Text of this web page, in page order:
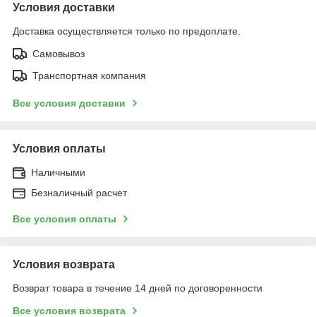
Условия доставки
Доставка осуществляется только по предоплате.
Самовывоз
Транспортная компания
Все условия доставки
Условия оплаты
Наличными
Безналичный расчет
Все условия оплаты
Условия возврата
Возврат товара в течение 14 дней по договоренности
Все условия возврата